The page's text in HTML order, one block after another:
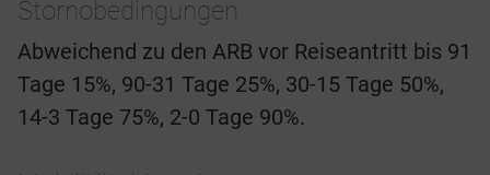
Stornobedingungen
Abweichend zu den ARB vor Reiseantritt bis 91
Tage 15%, 90-31 Tage 25%, 30-15 Tage 50%,
14-3 Tage 75%, 2-0 Tage 90%.